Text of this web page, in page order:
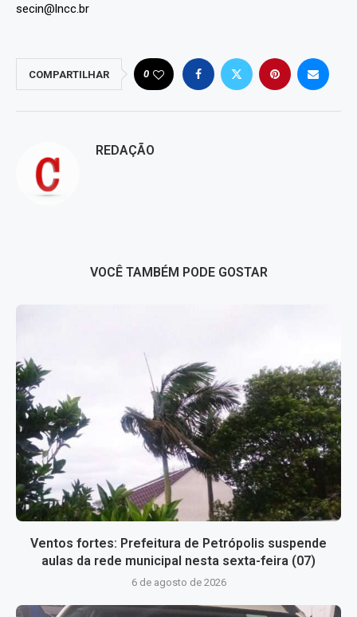
secin@lncc.br
COMPARTILHAR 0
REDAÇÃO
VOCÊ TAMBÉM PODE GOSTAR
Ventos fortes: Prefeitura de Petrópolis suspende
aulas da rede municipal nesta sexta-feira (07)
6 de agosto de 2026